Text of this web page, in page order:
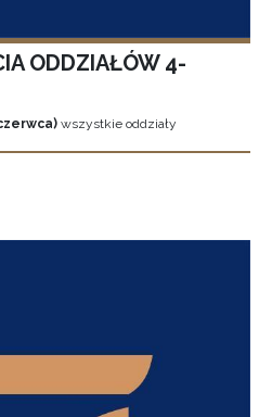
ODDZIAŁÓW 4-
wszystkie oddziały